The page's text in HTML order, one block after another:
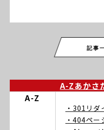
記事
A-Zあかさ
A-Z
・301リダ
・404ペー